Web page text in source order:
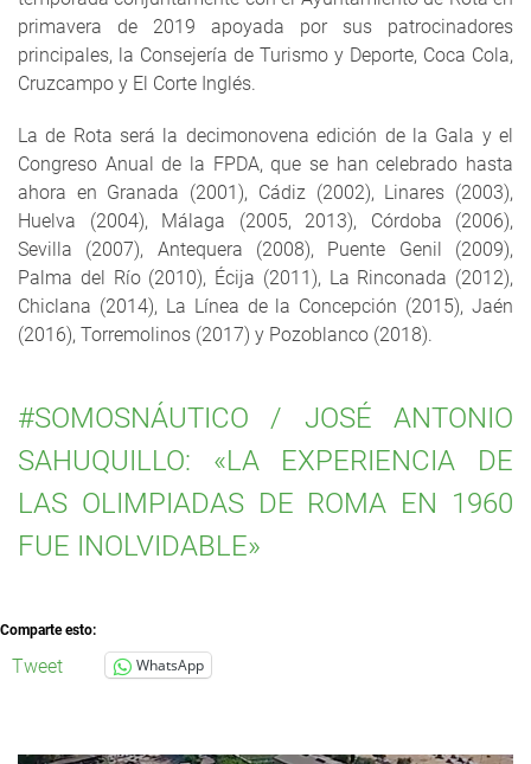
primavera de 2019 apoyada por sus patrocinadores
principales, la Consejería de Turismo y Deporte, Coca Cola,
Cruzcampo y El Corte Inglés.
La de Rota será la decimonovena edición de la Gala y el
Congreso Anual de la FPDA, que se han celebrado hasta
ahora en Granada (2001), Cádiz (2002), Linares (2003),
Huelva (2004), Málaga (2005, 2013), Córdoba (2006),
Sevilla (2007), Antequera (2008), Puente Genil (2009),
Palma del Río (2010), Écija (2011), La Rinconada (2012),
Chiclana (2014), La Línea de la Concepción (2015), Jaén
(2016), Torremolinos (2017) y Pozoblanco (2018).
#SOMOSNÁUTICO / JOSÉ ANTONIO
SAHUQUILLO: «LA EXPERIENCIA DE
LAS OLIMPIADAS DE ROMA EN 1960
FUE INOLVIDABLE»
Comparte esto:
Tweet WhatsApp